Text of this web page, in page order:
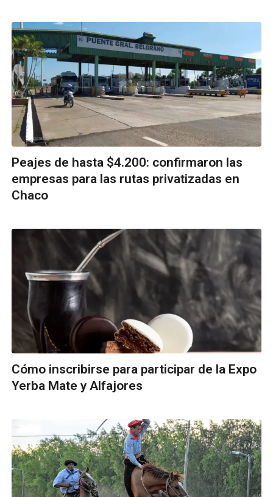
Peajes de hasta $4.200: confirmaron las
empresas para las rutas privatizadas en
Chaco
Cómo inscribirse para participar de la Expo
Yerba Mate y Alfajores